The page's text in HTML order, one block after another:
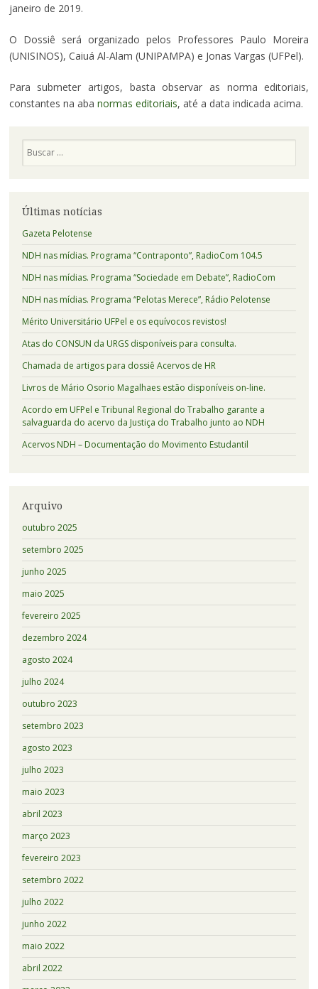
janeiro de 2019.
O Dossiê será organizado pelos Professores Paulo Moreira
(UNISINOS), Caiuá Al-Alam (UNIPAMPA) e Jonas Vargas (UFPel).
Para submeter artigos, basta observar as norma editoriais,
constantes na aba normas editoriais, até a data indicada acima.
Últimas notícias
Gazeta Pelotense
NDH nas mídias. Programa “Contraponto”, RadioCom 104.5
NDH nas mídias. Programa “Sociedade em Debate”, RadioCom
NDH nas mídias. Programa “Pelotas Merece”, Rádio Pelotense
Mérito Universitário UFPel e os equívocos revistos!
Atas do CONSUN da URGS disponíveis para consulta.
Chamada de artigos para dossiê Acervos de HR
Livros de Mário Osorio Magalhaes estão disponíveis on-line.
Acordo em UFPel e Tribunal Regional do Trabalho garante a
salvaguarda do acervo da Justiça do Trabalho junto ao NDH
Acervos NDH – Documentação do Movimento Estudantil
Arquivo
outubro 2025
setembro 2025
junho 2025
maio 2025
fevereiro 2025
dezembro 2024
agosto 2024
julho 2024
outubro 2023
setembro 2023
agosto 2023
julho 2023
maio 2023
abril 2023
março 2023
fevereiro 2023
setembro 2022
julho 2022
junho 2022
maio 2022
abril 2022